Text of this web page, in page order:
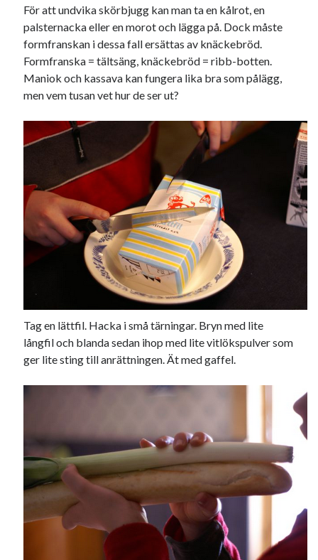
Swish: 070-8885542
För att undvika skörbjugg kan man ta en kålrot, en
palsternacka eller en morot och lägga på. Dock måste
formfranskan i dessa fall ersättas av knäckebröd.
Formfranska = tältsäng, knäckebröd = ribb-botten.
Maniok och kassava kan fungera lika bra som pålägg,
men vem tusan vet hur de ser ut?
Tag en lättfil. Hacka i små tärningar. Bryn med lite
långfil och blanda sedan ihop med lite vitlökspulver som
ger lite sting till anrättningen. Ät med gaffel.